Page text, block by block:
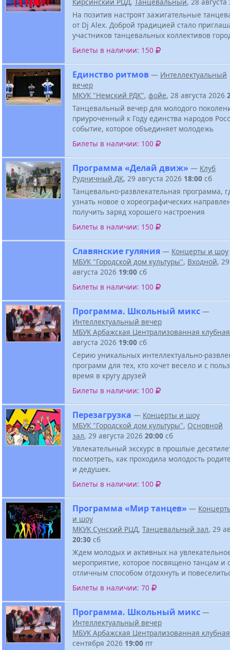
На позитив настроят зажигательные
от Dj Alex. Доброй традицией стало
участников танцевальных коллективов
Билеты в наличии: 150
Единство ритмов — Интеллектуальный
вечер
МКУК "Немский РДК", фойе, 28 августа 2026
Танцевальный вечер для молодого
приуроченный к Году единства народов
событие, которое объединяет молодежь
Билеты в наличии: 100
Программа «Делай движ» — Клуб
Рудничный ДК, 29 августа 2026 18:00 сб
Танцевально-развлекательная программа,
узнать новое о хореографических
получить заряд хорошего настроения
Билеты в наличии: 150
Славянские гуляния — Концерты и шоу
МБУК "Городской дом культуры", Входной, 29
августа 2026 19:00 сб
Билеты в наличии: 100
Программа. Школьный микс —
Интеллектуальный вечер
МБУК Арбажская Централизованная
августа 2026 19:00 сб
Серию уникальных интеллектуально-
программ для тех, кто хочет весело и с
время в кругу друзей
Билеты в наличии: 100
Перезагрузка — Концерты и шоу
МБУК "Городской дом культуры", Основной
зал, 29 августа 2026 20:00 сб
Увлекательный экскурс в прошлые
посмотреть, как проходила молодость
и дедушек.
Билеты в наличии: 100
Программа «Мир танцев» —
и шоу
МКУК Сунский РЦД, Танцевальный зал, 29
20:30 сб
Ждем молодых и активных на
мероприятие, которое посвящено танцам и
отличным способом отдохнуть и
Билеты в наличии: 70
Программа. Школьный микс —
Интеллектуальный вечер
МБУК Арбажская Централизованная
сентября 2026 19:00 пт